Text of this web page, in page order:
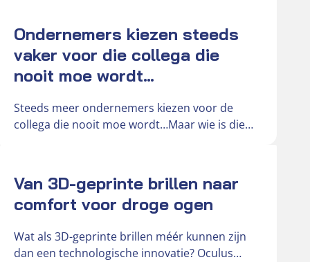
Ondernemers kiezen steeds
vaker voor die collega die
nooit moe wordt…
Steeds meer ondernemers kiezen voor de
collega die nooit moe wordt…Maar wie is die
Van 3D-geprinte brillen naar
comfort voor droge ogen
Wat als 3D-geprinte brillen méér kunnen zijn
dan een technologische innovatie? Oculus